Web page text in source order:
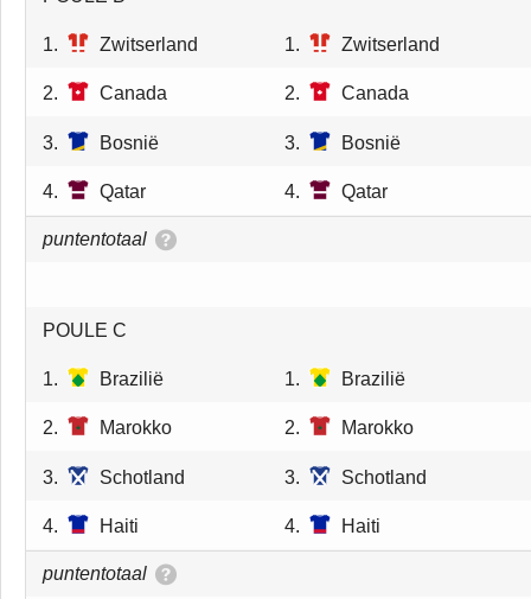
1. Zwitserland 1. Zwitserland
2. Canada 2. Canada
3. Bosnië 3. Bosnië
4. Qatar 4. Qatar
puntentotaal
POULE C
1. Brazilië 1. Brazilië
2. Marokko 2. Marokko
3. Schotland 3. Schotland
4. Haiti 4. Haiti
puntentotaal